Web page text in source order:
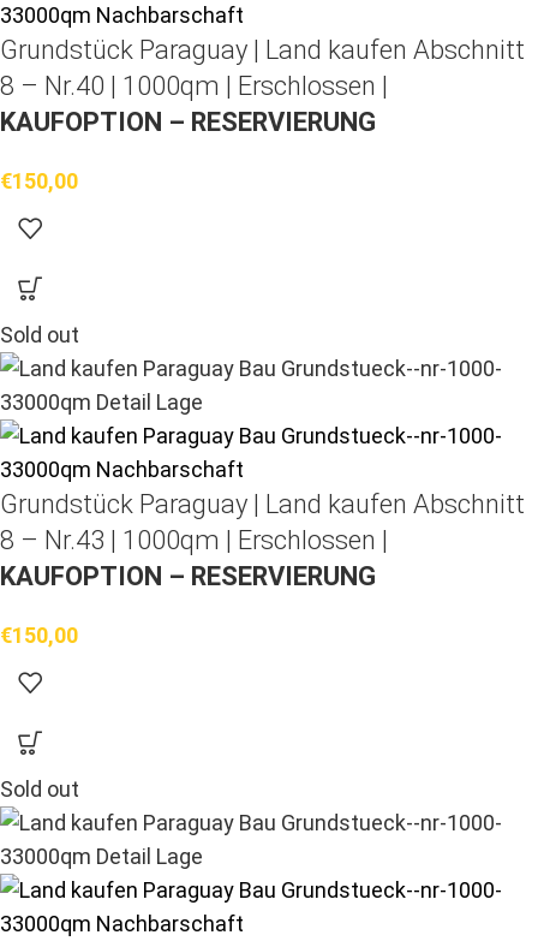
Grundstück Paraguay | Land kaufen Abschnitt
8 – Nr.40 | 1000qm | Erschlossen |
KAUFOPTION – RESERVIERUNG
€150,00
Sold out
Grundstück Paraguay | Land kaufen Abschnitt
8 – Nr.43 | 1000qm | Erschlossen |
KAUFOPTION – RESERVIERUNG
€150,00
Sold out